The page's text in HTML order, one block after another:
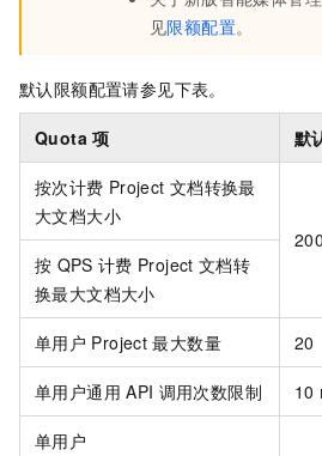
见限额配置。
默认限额配置请参见下表。
Quota 项 默
按次计费 Project 文档转换最
大文档大小
按 QPS 计费 Project 文档转
换最大文档大小
单用户 Project 最大数量 20
单用户通用 API 调用次数限制 10
单用户